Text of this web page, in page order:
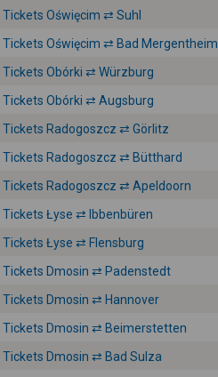
Tickets Oświęcim ⇄ Suhl
Tickets Oświęcim ⇄ Bad Mergentheim
Tickets Obórki ⇄ Würzburg
Tickets Obórki ⇄ Augsburg
Tickets Radogoszcz ⇄ Görlitz
Tickets Radogoszcz ⇄ Bütthard
Tickets Radogoszcz ⇄ Apeldoorn
Tickets Łyse ⇄ Ibbenbüren
Tickets Łyse ⇄ Flensburg
Tickets Dmosin ⇄ Padenstedt
Tickets Dmosin ⇄ Hannover
Tickets Dmosin ⇄ Beimerstetten
Tickets Dmosin ⇄ Bad Sulza